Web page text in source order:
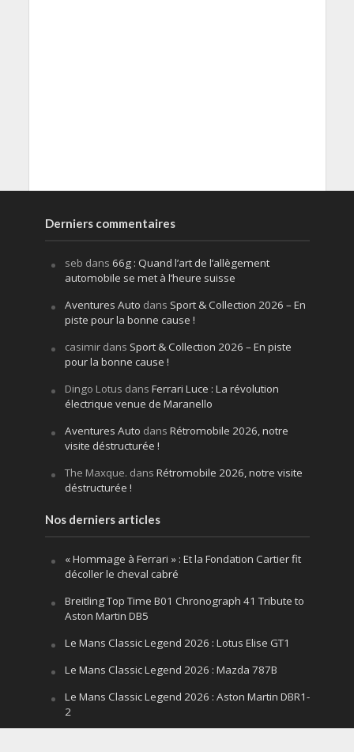
Derniers commentaires
seb dans 66g : Quand l’art de l’allègement
automobile se met à l’heure suisse
Aventures Auto dans Sport & Collection 2026 – En
piste pour la bonne cause !
casimirdans Sport & Collection 2026 – En piste
pour la bonne cause !
Dingo Lotus dans Ferrari Luce : La révolution
électrique venue de Maranello
Aventures Auto dans Rétromobile 2026, notre
visite déstructurée !
The Maxque. dans Rétromobile 2026, notre visite
déstructurée !
Nos derniers articles
« Hommage à Ferrari » : Et la Fondation Cartier fit
décoller le cheval cabré
Breitling Top Time B01 Chronograph 41 Tribute to
Aston Martin DB5
Le Mans Classic Legend 2026 : Lotus Elise GT1
Le Mans Classic Legend 2026 : Mazda 787B
Le Mans Classic Legend 2026 : Aston Martin DBR1-
2